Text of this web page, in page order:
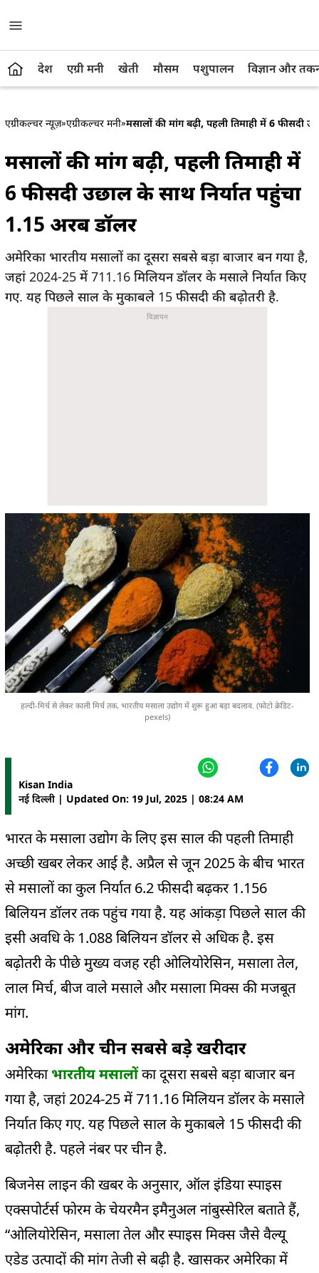
देश एग्री मनी खेती मौसम पशुपालन विज्ञान और
एग्रीकल्चर न्यूज़»एग्रीकल्चर मनी»मसालों की मांग बढ़ी, पहली तिमाही में 6 फीसदी
मसालों की मांग बढ़ी, पहली तिमाही में
6 फीसदी उछाल के साथ निर्यात पहुंचा
1.15 अरब डॉलर
अमेरिका भारतीय मसालों का दूसरा सबसे बड़ा बाजार बन गया है,
जहां 2024-25 में 711.16 मिलियन डॉलर के मसाले निर्यात किए
गए. यह पिछले साल के मुकाबले 15 फीसदी की बढ़ोतरी है.
हल्दी-मिर्च से लेकर काली मिर्च तक, भारतीय मसाला उद्योग में शुरू हुआ बड़ा बदलाव. (फोटो क्रेडिट-
pexels)
Kisan India
नई दिल्ली | Updated On: 19 Jul, 2025 | 08:24 AM
भारत के मसाला उद्योग के लिए इस साल की पहली तिमाही
अच्छी खबर लेकर आई है. अप्रैल से जून 2025 के बीच भारत
से मसालों का कुल निर्यात 6.2 फीसदी बढ़कर 1.156
बिलियन डॉलर तक पहुंच गया है. यह आंकड़ा पिछले साल की
इसी अवधि के 1.088 बिलियन डॉलर से अधिक है. इस
बढ़ोतरी के पीछे मुख्य वजह रही ओलियोरेसिन, मसाला तेल,
लाल मिर्च, बीज वाले मसाले और मसाला मिक्स की मजबूत
मांग.
अमेरिका और चीन सबसे बड़े खरीदार
अमेरिकाभारतीय मसालोंका दूसरा सबसे बड़ा बाजार बन
गया है, जहां 2024-25 में 711.16 मिलियन डॉलर के मसाले
निर्यात किए गए. यह पिछले साल के मुकाबले 15 फीसदी की
बढ़ोतरी है. पहले नंबर पर चीन है.
बिजनेस लाइन की खबर के अनुसार, ऑल इंडिया स्पाइस
एक्सपोर्टर्स फोरम के चेयरमैन इमैनुअल नांबुस्सेरिल बताते हैं,
“ओलियोरेसिन, मसाला तेल और स्पाइस मिक्स जैसे वैल्यू
एडेड उत्पादों की मांग तेजी से बढ़ी है. खासकर अमेरिका में